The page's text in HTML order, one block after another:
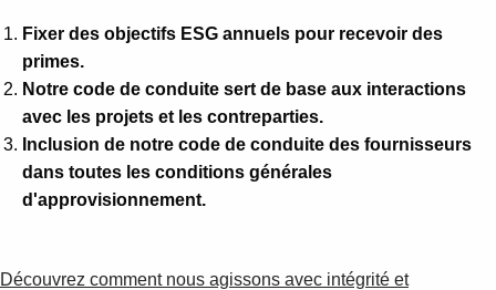
Fixer des objectifs ESG annuels pour recevoir des
primes.
Notre code de conduite sert de base aux interactions
avec les projets et les contreparties.
Inclusion de notre code de conduite des fournisseurs
dans toutes les conditions générales
d'approvisionnement.
Découvrez comment nous agissons avec intégrité et